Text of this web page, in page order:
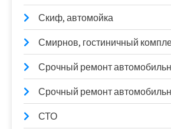
Скиф, автомойка
Смирнов, гостиничный
Срочный ремонт
Срочный ремонт
СТО